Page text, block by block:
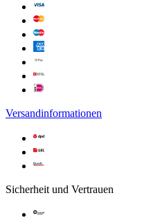
Versandinformationen
Sicherheit und Vertrauen